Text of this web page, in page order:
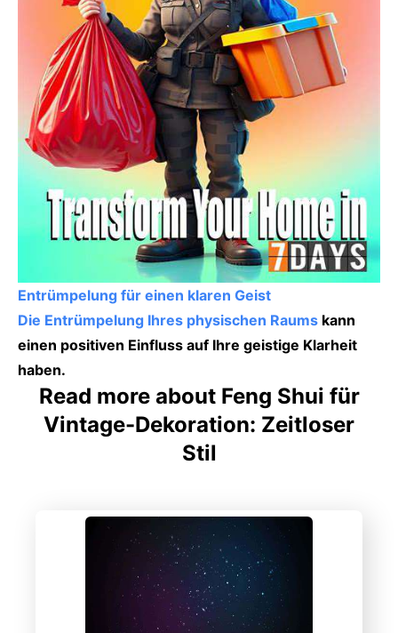
Entrümpelung für einen klaren Geist
Die Entrümpelung Ihres physischen Raums kann
einen positiven Einfluss auf Ihre geistige Klarheit
haben.
Read more about Feng Shui für
Vintage-Dekoration: Zeitloser
Stil